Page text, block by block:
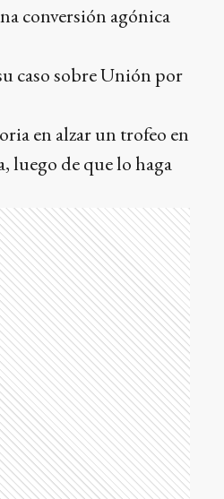
conversión agónica
caso sobre Unión por
en alzar un trofeo en
luego de que lo haga